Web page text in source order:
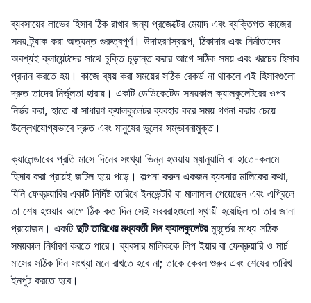
ব্যবসায়ের লাভের হিসাব ঠিক রাখার জন্য প্রজেক্টের মেয়াদ এবং ব্যক্তিগত কাজের
সময় ট্র্যাক করা অত্যন্ত গুরুত্বপূর্ণ। উদাহরণস্বরূপ, ঠিকাদার এবং নির্মাতাদের
অবশ্যই ক্লায়েন্টদের সাথে চুক্তি চূড়ান্ত করার আগে সঠিক সময় এবং খরচের হিসাব
প্রদান করতে হয়। কাজে ব্যয় করা সময়ের সঠিক রেকর্ড না থাকলে এই হিসাবগুলো
দ্রুত তাদের নির্ভুলতা হারায়। একটি ডেডিকেটেড সময়কাল ক্যালকুলেটরের ওপর
নির্ভর করা, হাতে বা সাধারণ ক্যালকুলেটর ব্যবহার করে সময় গণনা করার চেয়ে
উল্লেখযোগ্যভাবে দ্রুত এবং মানুষের ভুলের সম্ভাবনামুক্ত।
ক্যালেন্ডারের প্রতি মাসে দিনের সংখ্যা ভিন্ন হওয়ায় ম্যানুয়ালি বা হাতে-কলমে
হিসাব করা প্রায়ই জটিল হয়ে পড়ে। কল্পনা করুন একজন ব্যবসার মালিকের কথা,
যিনি ফেব্রুয়ারির একটি নির্দিষ্ট তারিখে ইনভেন্টরি বা মালামাল পেয়েছেন এবং এপ্রিলে
তা শেষ হওয়ার আগে ঠিক কত দিন সেই সরবরাহগুলো স্থায়ী হয়েছিল তা তার জানা
প্রয়োজন। একটি দুটি তারিখের মধ্যবর্তী দিন ক্যালকুলেটরমুহূর্তের মধ্যে সঠিক
সময়কাল নির্ধারণ করতে পারে। ব্যবসার মালিককে লিপ ইয়ার বা ফেব্রুয়ারি ও মার্চ
মাসের সঠিক দিন সংখ্যা মনে রাখতে হবে না; তাকে কেবল শুরুর এবং শেষের তারিখ
ইনপুট করতে হবে।